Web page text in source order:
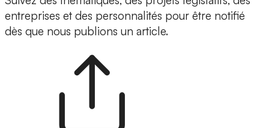
entreprises et des personnalités pour être notifié
dès que nous publions un article.